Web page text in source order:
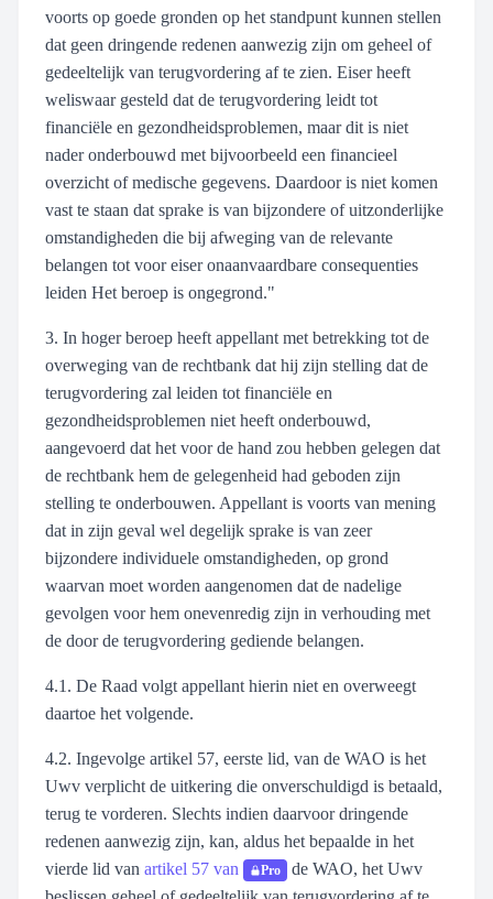
voorts op goede gronden op het standpunt kunnen stellen
dat geen dringende redenen aanwezig zijn om geheel of
gedeeltelijk van terugvordering af te zien. Eiser heeft
weliswaar gesteld dat de terugvordering leidt tot
financiële en gezondheidsproblemen, maar dit is niet
nader onderbouwd met bijvoorbeeld een financieel
overzicht of medische gegevens. Daardoor is niet komen
vast te staan dat sprake is van bijzondere of uitzonderlijke
omstandigheden die bij afweging van de relevante
belangen tot voor eiser onaanvaardbare consequenties
leiden Het beroep is ongegrond."
3. In hoger beroep heeft appellant met betrekking tot de
overweging van de rechtbank dat hij zijn stelling dat de
terugvordering zal leiden tot financiële en
gezondheidsproblemen niet heeft onderbouwd,
aangevoerd dat het voor de hand zou hebben gelegen dat
de rechtbank hem de gelegenheid had geboden zijn
stelling te onderbouwen. Appellant is voorts van mening
dat in zijn geval wel degelijk sprake is van zeer
bijzondere individuele omstandigheden, op grond
waarvan moet worden aangenomen dat de nadelige
gevolgen voor hem onevenredig zijn in verhouding met
de door de terugvordering gediende belangen.
4.1. De Raad volgt appellant hierin niet en overweegt
daartoe het volgende.
4.2. Ingevolge artikel 57, eerste lid, van de WAO is het
Uwv verplicht de uitkering die onverschuldigd is betaald,
terug te vorderen. Slechts indien daarvoor dringende
redenen aanwezig zijn, kan, aldus het bepaalde in het
vierde lid van artikel 57 van Pro
de WAO, het Uwv